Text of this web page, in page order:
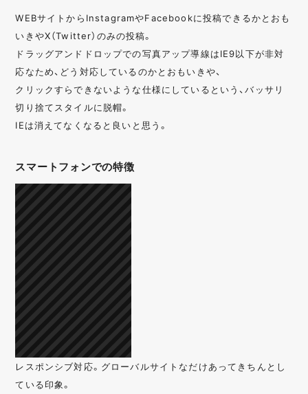
WEBサイトからInstagramやFacebookに投稿できるかとおも
いきやX（Twitter）のみの投稿。
ドラッグアンドドロップでの写真アップ導線はIE9以下が非対
応なため、どう対応しているのかとおもいきや、
クリックすらできないような仕様にしているという、バッサリ
切り捨てスタイルに脱帽。
IEは消えてなくなると良いと思う。
スマートフォンでの特徴
レスポンシブ対応。グローバルサイトなだけあってきちんとし
ている印象。